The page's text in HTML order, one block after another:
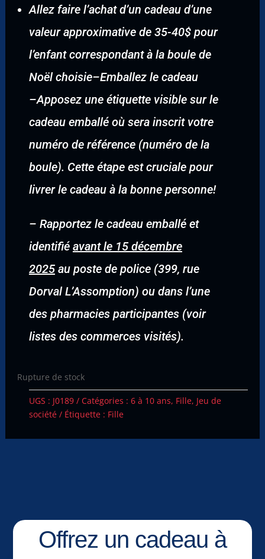
Allez faire l’achat d’un cadeau d’une
valeur approximative de 35-40$ pour
l’enfant correspondant à la boule de
Noël choisie–Emballez le cadeau
–Apposez une étiquette visible sur le
cadeau emballé où sera inscrit votre
numéro de référence (numéro de la
boule). Cette étape est cruciale pour
livrer le cadeau à la bonne personne!
– Rapportez le cadeau emballé et
identifié avant le 15 décembre
2025au poste de police (399, rue
Dorval L’Assomption) ou dans l’une
des pharmacies participantes (voir
listes des commerces visités).
Rupture de stock
UGS : J0189 Catégories : 6 à 10 ans, Fille, Jeu de
société
Étiquette : Fille
Offrez un cadeau à